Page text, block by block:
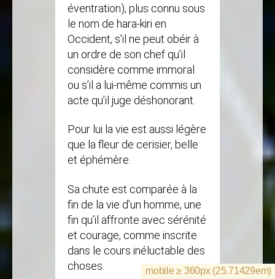
éventration), plus connu sous
le nom de hara-kiri en
Occident, s’il ne peut obéir à
un ordre de son chef qu’il
considère comme immoral
ou s’il a lui-même commis un
acte qu’il juge déshonorant.
Pour lui la vie est aussi légère
que la fleur de cerisier, belle
et éphémère.
Sa chute est comparée à la
fin de la vie d’un homme, une
fin qu’il affronte avec sérénité
et courage, comme inscrite
dans le cours inéluctable des
choses.